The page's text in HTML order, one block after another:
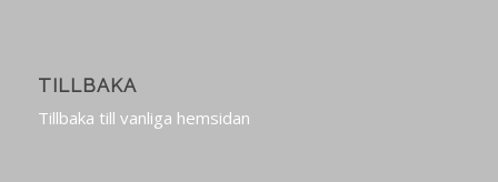
TILLBAKA
Tillbaka till vanliga hemsidan